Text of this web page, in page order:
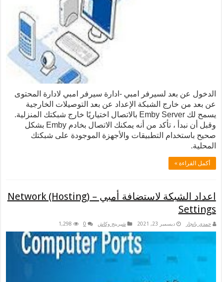
لسيرفر امبي -ادارة سيرفر امبي لادارة المحتوى
الشبكة الإعداد عن بعد التوصيلات الخارجية
يسمح لك Emby Server بالاتصال اختياريًا خارج شبكتك المنزلية.
وقبل أن نبدأ ، تأكد من أنه يمكنك الاتصال بخادم Emby بشكل
التطبيقات والأجهزة الموجودة على شبكتك
اعداد الشبكة لاستضافة أمبي – Network (Hosting)
ديسمبر 23, 2021 شيرينج وكاش 0
1,298